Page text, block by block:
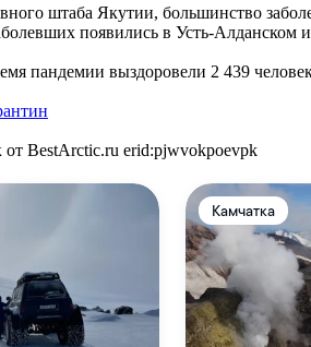
штаба Якутии, большинство
появились в Усть-
пандемии выздоровели 2 439
BestArctic.ru erid:pjwvokpoevpk